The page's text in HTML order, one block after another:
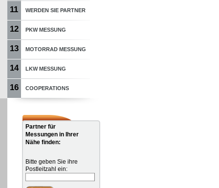
11 WERDEN SIE PARTNER
12 PKW MESSUNG
13 MOTORRAD MESSUNG
14 LKW MESSUNG
16 COOPERATIONS
Partner für
Messungen in Ihrer
Nähe finden:
Bitte geben Sie ihre
Postleitzahl ein: